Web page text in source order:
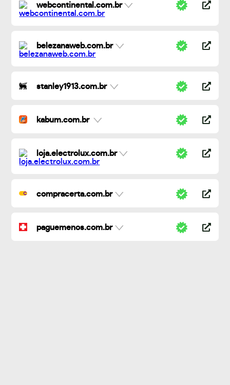
webcontinental.com.br
belezanaweb.com.br
stanley1913.com.br
kabum.com.br
loja.electrolux.com.br
compracerta.com.br
paguemenos.com.br